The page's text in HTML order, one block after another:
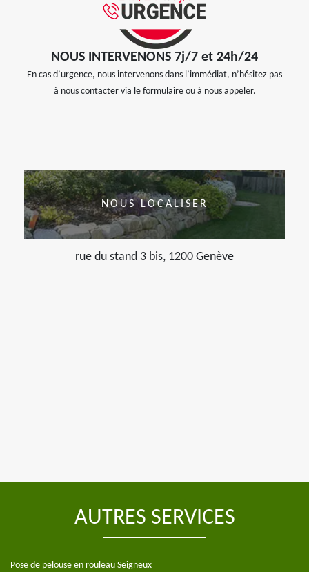
NOUS INTERVENONS 7j/7 et 24h/24
En cas d’urgence, nous intervenons dans l’immédiat, n’hésitez pas
à nous contacter via le formulaire ou à nous appeler.
NOUS LOCALISER
rue du stand 3 bis, 1200 Genève
AUTRES SERVICES
Pose de pelouse en rouleau Seigneux